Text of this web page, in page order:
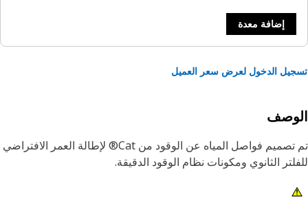
إضافة معدة
الدخول لعرض سعر العميل
تم تصميم فواصل المياه عن الوقود من Cat® لإطالة العمر الافتراضي
الثانوي ومكونات نظام الوقود الدقيقة.